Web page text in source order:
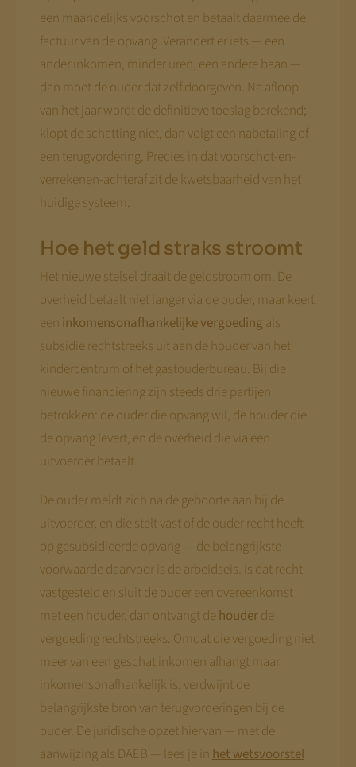
een maandelijks voorschot en betaalt daarmee de
factuur van de opvang. Verandert er iets — een
ander inkomen, minder uren, een andere baan —
dan moet de ouder dat zelf doorgeven. Na afloop
van het jaar wordt de definitieve toeslag berekend;
klopt de schatting niet, dan volgt een nabetaling of
een terugvordering. Precies in dat voorschot-en-
verrekenen-achteraf zit de kwetsbaarheid van het
huidige systeem.
Hoe het geld straks stroomt
Het nieuwe stelsel draait de geldstroom om. De
overheid betaalt niet langer via de ouder, maar keert
een inkomensonafhankelijke vergoeding als
subsidie rechtstreeks uit aan de houder van het
kindercentrum of het gastouderbureau. Bij die
nieuwe financiering zijn steeds drie partijen
betrokken: de ouder die opvang wil, de houder die
de opvang levert, en de overheid die via een
uitvoerder betaalt.
De ouder meldt zich na de geboorte aan bij de
uitvoerder, en die stelt vast of de ouder recht heeft
op gesubsidieerde opvang — de belangrijkste
voorwaarde daarvoor is de arbeidseis. Is dat recht
vastgesteld en sluit de ouder een overeenkomst
met een houder, dan ontvangt dehouderde
vergoeding rechtstreeks. Omdat die vergoeding niet
meer van een geschat inkomen afhangt maar
inkomensonafhankelijk is, verdwijnt de
belangrijkste bron van terugvorderingen bij de
ouder. De juridische opzet hiervan — met de
aanwijzing als DAEB — lees je in het wetsvoorstel